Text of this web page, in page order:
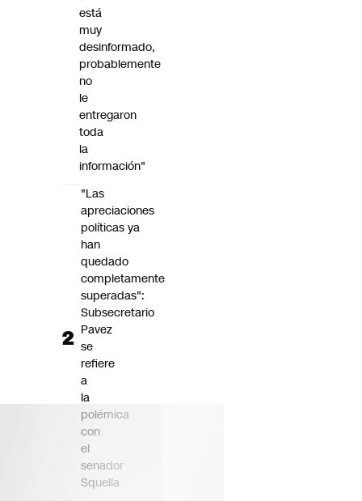
está
muy
desinformado,
probablemente
no
le
entregaron
toda
la
información"
"Las
apreciaciones
políticas ya
han
quedado
completamente
superadas":
Subsecretario
Pavez
se
refiere
a
la
polémica
con
el
senador
Squella